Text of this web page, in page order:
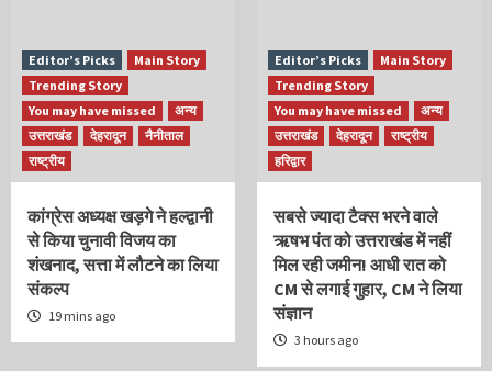
Editor’s Picks
Main Story
Trending Story
You may have missed
अन्य
उत्तराखंड
देहरादून
नैनीताल
राष्ट्रीय
कांग्रेस अध्यक्ष खड़गे ने हल्द्वानी
से किया चुनावी विजय का
शंखनाद, सत्ता में लौटने का लिया
संकल्प
19 mins ago
Editor’s Picks
Main Story
Trending Story
You may have missed
अन्य
उत्तराखंड
देहरादून
राष्ट्रीय
हरिद्वार
सबसे ज्यादा टैक्स भरने वाले
ऋषभ पंत को उत्तराखंड में नहीं
मिल रही जमीन! आधी रात को
CM से लगाई गुहार, CM ने लिया
संज्ञान
3 hours ago